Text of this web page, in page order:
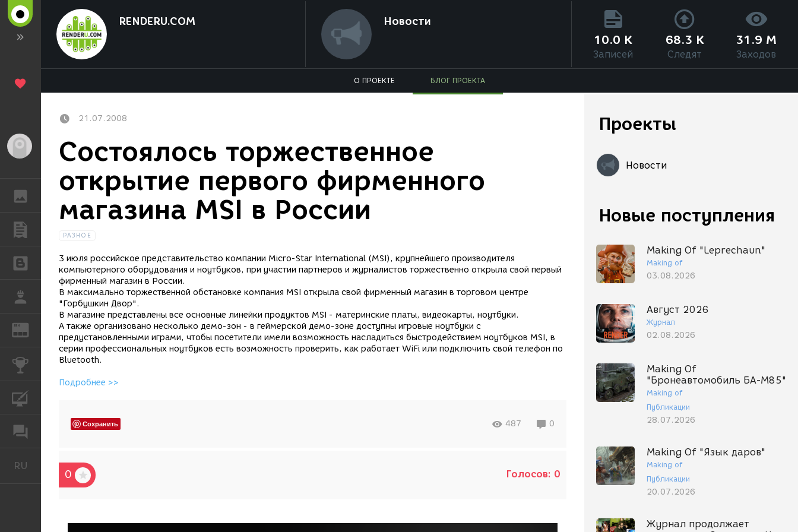
Гость
БЛОГИ
РАБОТА
REN ЖУРНАЛ
КОНКУРСЫ
ФОРУМ
RU Русский
RENDERU.COM Новости
10.0 K
Записей
68.3 K
Следят
31.9 M
Заходов
О ПРОЕКТЕ БЛОГ ПРОЕКТА
Проекты
Новости
Новые поступления
Making Of "Leprechaun"
Making of
03.08.2026
Август 2026
Журнал
02.08.2026
Making Of
"Бронеавтомобиль БА-М85"
Making of
Публикации
28.07.2026
Making Of "Язык даров"
Making of
Публикации
20.07.2026
Журнал продолжает
21.07.2008
Состоялось торжественное
открытие первого фирменного
магазина MSI в России
РАЗНОЕ
3 июля российское представительство компании Micro-Star International (MSI), крупнейшего производителя
компьютерного оборудования и ноутбуков, при участии партнеров и журналистов торжественно открыла свой первый
фирменный магазин в России.
В максимально торжественной обстановке компания MSI открыла свой фирменный магазин в торговом центре
"Горбушкин Двор".
В магазине представлены все основные линейки продуктов MSI - материнские платы, видеокарты, ноутбуки.
А также организовано несколько демо-зон - в геймерской демо-зоне доступны игровые ноутбуки с
предустановленными играми, чтобы посетители имели возможность насладиться быстродействием ноутбуков MSI, в
серии профессиональных ноутбуков есть возможность проверить, как работает WiFi или подключить свой телефон по
Bluetooth.
Подробнее >>
Сохранить 487 0
0 Голосов: 0